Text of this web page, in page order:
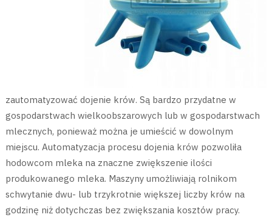
zautomatyzować dojenie krów. Są bardzo przydatne w
gospodarstwach wielkoobszarowych lub w gospodarstwach
mlecznych, ponieważ można je umieścić w dowolnym
miejscu. Automatyzacja procesu dojenia krów pozwoliła
hodowcom mleka na znaczne zwiększenie ilości
produkowanego mleka. Maszyny umożliwiają rolnikom
schwytanie dwu- lub trzykrotnie większej liczby krów na
godzinę niż dotychczas bez zwiększania kosztów pracy.